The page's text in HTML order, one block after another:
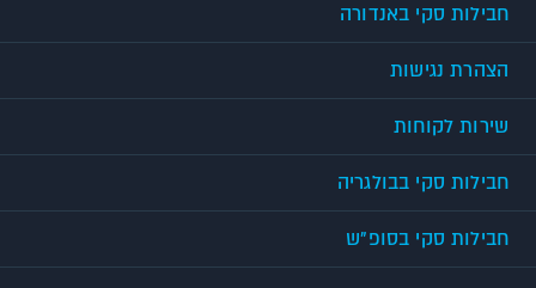
חבילות סקי באנדורה
הצהרת נגישות
שירות לקוחות
חבילות סקי בבולגריה
חבילות סקי בסופ"ש